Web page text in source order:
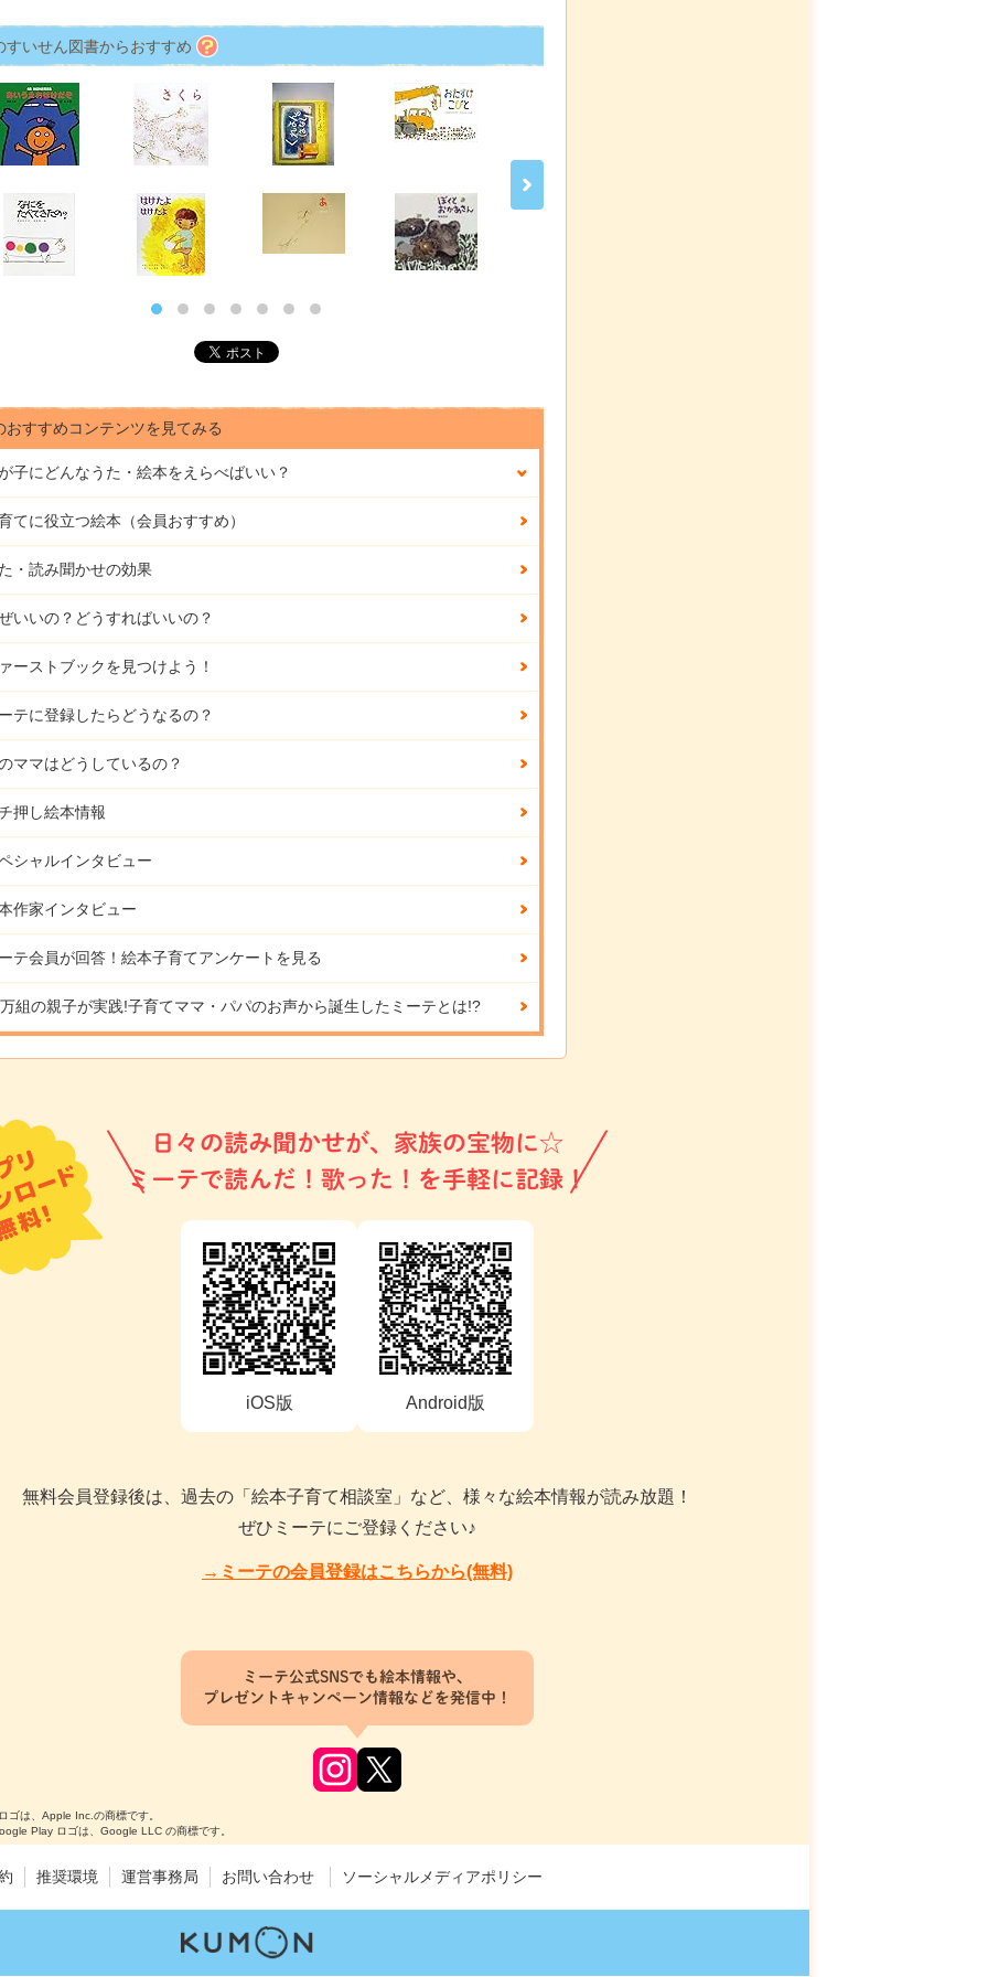
すいせん図書からおすすめ
おすすめコンテンツを見てみる
子にどんなうた・絵本をえらべばいい？
てに役立つ絵本（会員おすすめ）
・読み聞かせの効果
いいの？どうすればいいの？
ーストブックを見つけよう！
テに登録したらどうなるの？
ママはどうしているの？
押し絵本情報
シャルインタビュー
作家インタビュー
テ会員が回答！ 絵本子育てアンケートを見る
組の親子が実践!子育てママ・パパのお声から誕生したミーテとは!?
日々の読み聞かせが、家族の宝物に☆
ミーテで読んだ！歌った！を手軽に記録！
iOS版 Android版
無料会員登録後は、過去の「絵本子育て相談室」など、様々な絵本情報が読み放題！
ぜひミーテにご登録ください♪
→ミーテの会員登録はこちらから(無料)
ミーテ公式SNSでも絵本情報や、
プレゼントキャンペーン情報などを発信中！
は、Apple Inc.の商標です。
Play ロゴは、Google LLC の商標です。
推奨環境 運営事務局 お問い合わせ ソーシャルメディアポリシー